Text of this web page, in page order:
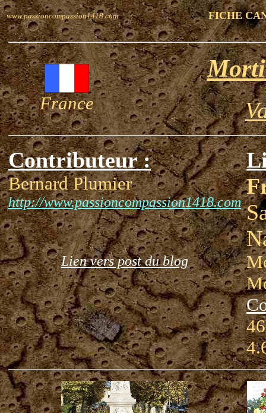
www.passioncompassion1418.com FICHE
France
Contributeur :
Bernard Plumier
http://www.passioncompassion1418.com
Lien vers post du blog